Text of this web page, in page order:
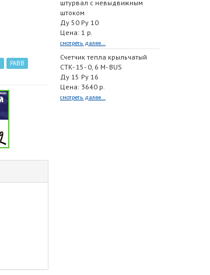
РАВВ
штурвал с невыдвижным
штоком
Ду 50 Ру 10
Цена: 1 р.
смотреть далее...
Счетчик тепла крыльчатый
СТК- 15- 0, 6 M- BUS
Ду 15 Ру 16
Цена: 3640 р.
смотреть далее...